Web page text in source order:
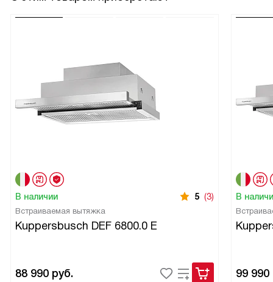
В наличии 5 (3)
Встраиваемая вытяжка
Kuppersbusch DEF 6800.0 E
88 990 руб.
В
99 990